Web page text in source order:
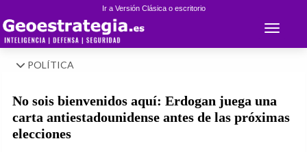
Ir a Versión Clásica o escritorio
Toggle
POLÍTICA
No sois bienvenidos aquí: Erdogan juega una
carta antiestadounidense antes de las próximas
elecciones